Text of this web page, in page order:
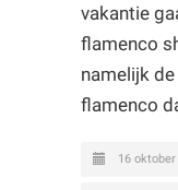
vakantie
flamenco
namelijk
flamenco
16 oktober